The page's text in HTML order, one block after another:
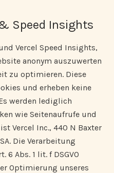
Speed Insights
Vercel Speed Insights,
anonym auszuwerten
zu optimieren. Diese
und erheben keine
werden lediglich
wie Seitenaufrufe und
Vercel Inc., 440 N Baxter
Die Verarbeitung
6 Abs. 1 lit. f DSGVO
Optimierung unseres